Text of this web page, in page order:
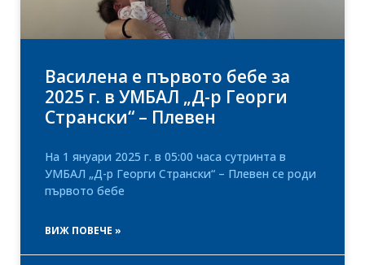
Василена е първото бебе за
2025 г. в УМБАЛ „Д-р Георги
Странски“ – Плевен
На 1 януари 2025 г. в 05:00 часа сутринта в
УМБАЛ „Д-р Георги Странски“ – Плевен се роди
първото бебе
ВИЖ ПОВЕЧЕ »